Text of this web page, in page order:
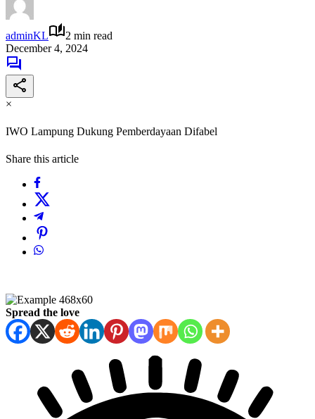
adminKL
2 min read
December 4, 2024
×
IWO Lampung Dukung Pemberdayaan Difabel
Share this article
Spread the love